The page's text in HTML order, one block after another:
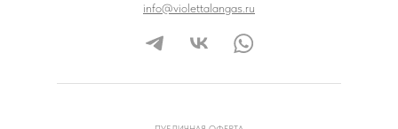
info@violettalangas.ru